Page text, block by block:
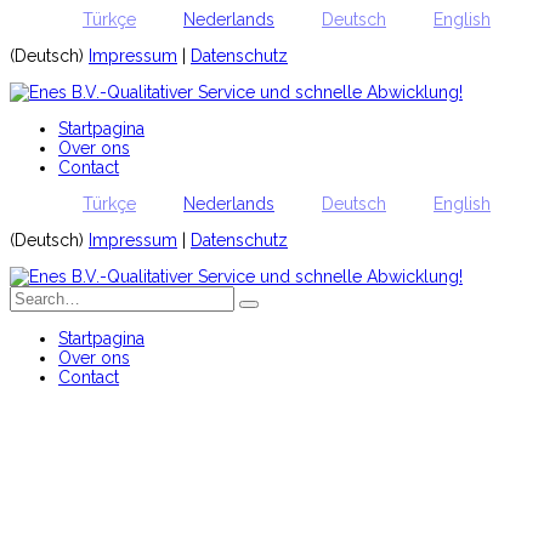
Türkçe Nederlands Deutsch
English
(Deutsch) Impressum Datenschutz
Startpagina
Over ons
Contact
Türkçe
Nederlands Deutsch
English
(Deutsch) Impressum Datenschutz
Startpagina
Over ons
Contact